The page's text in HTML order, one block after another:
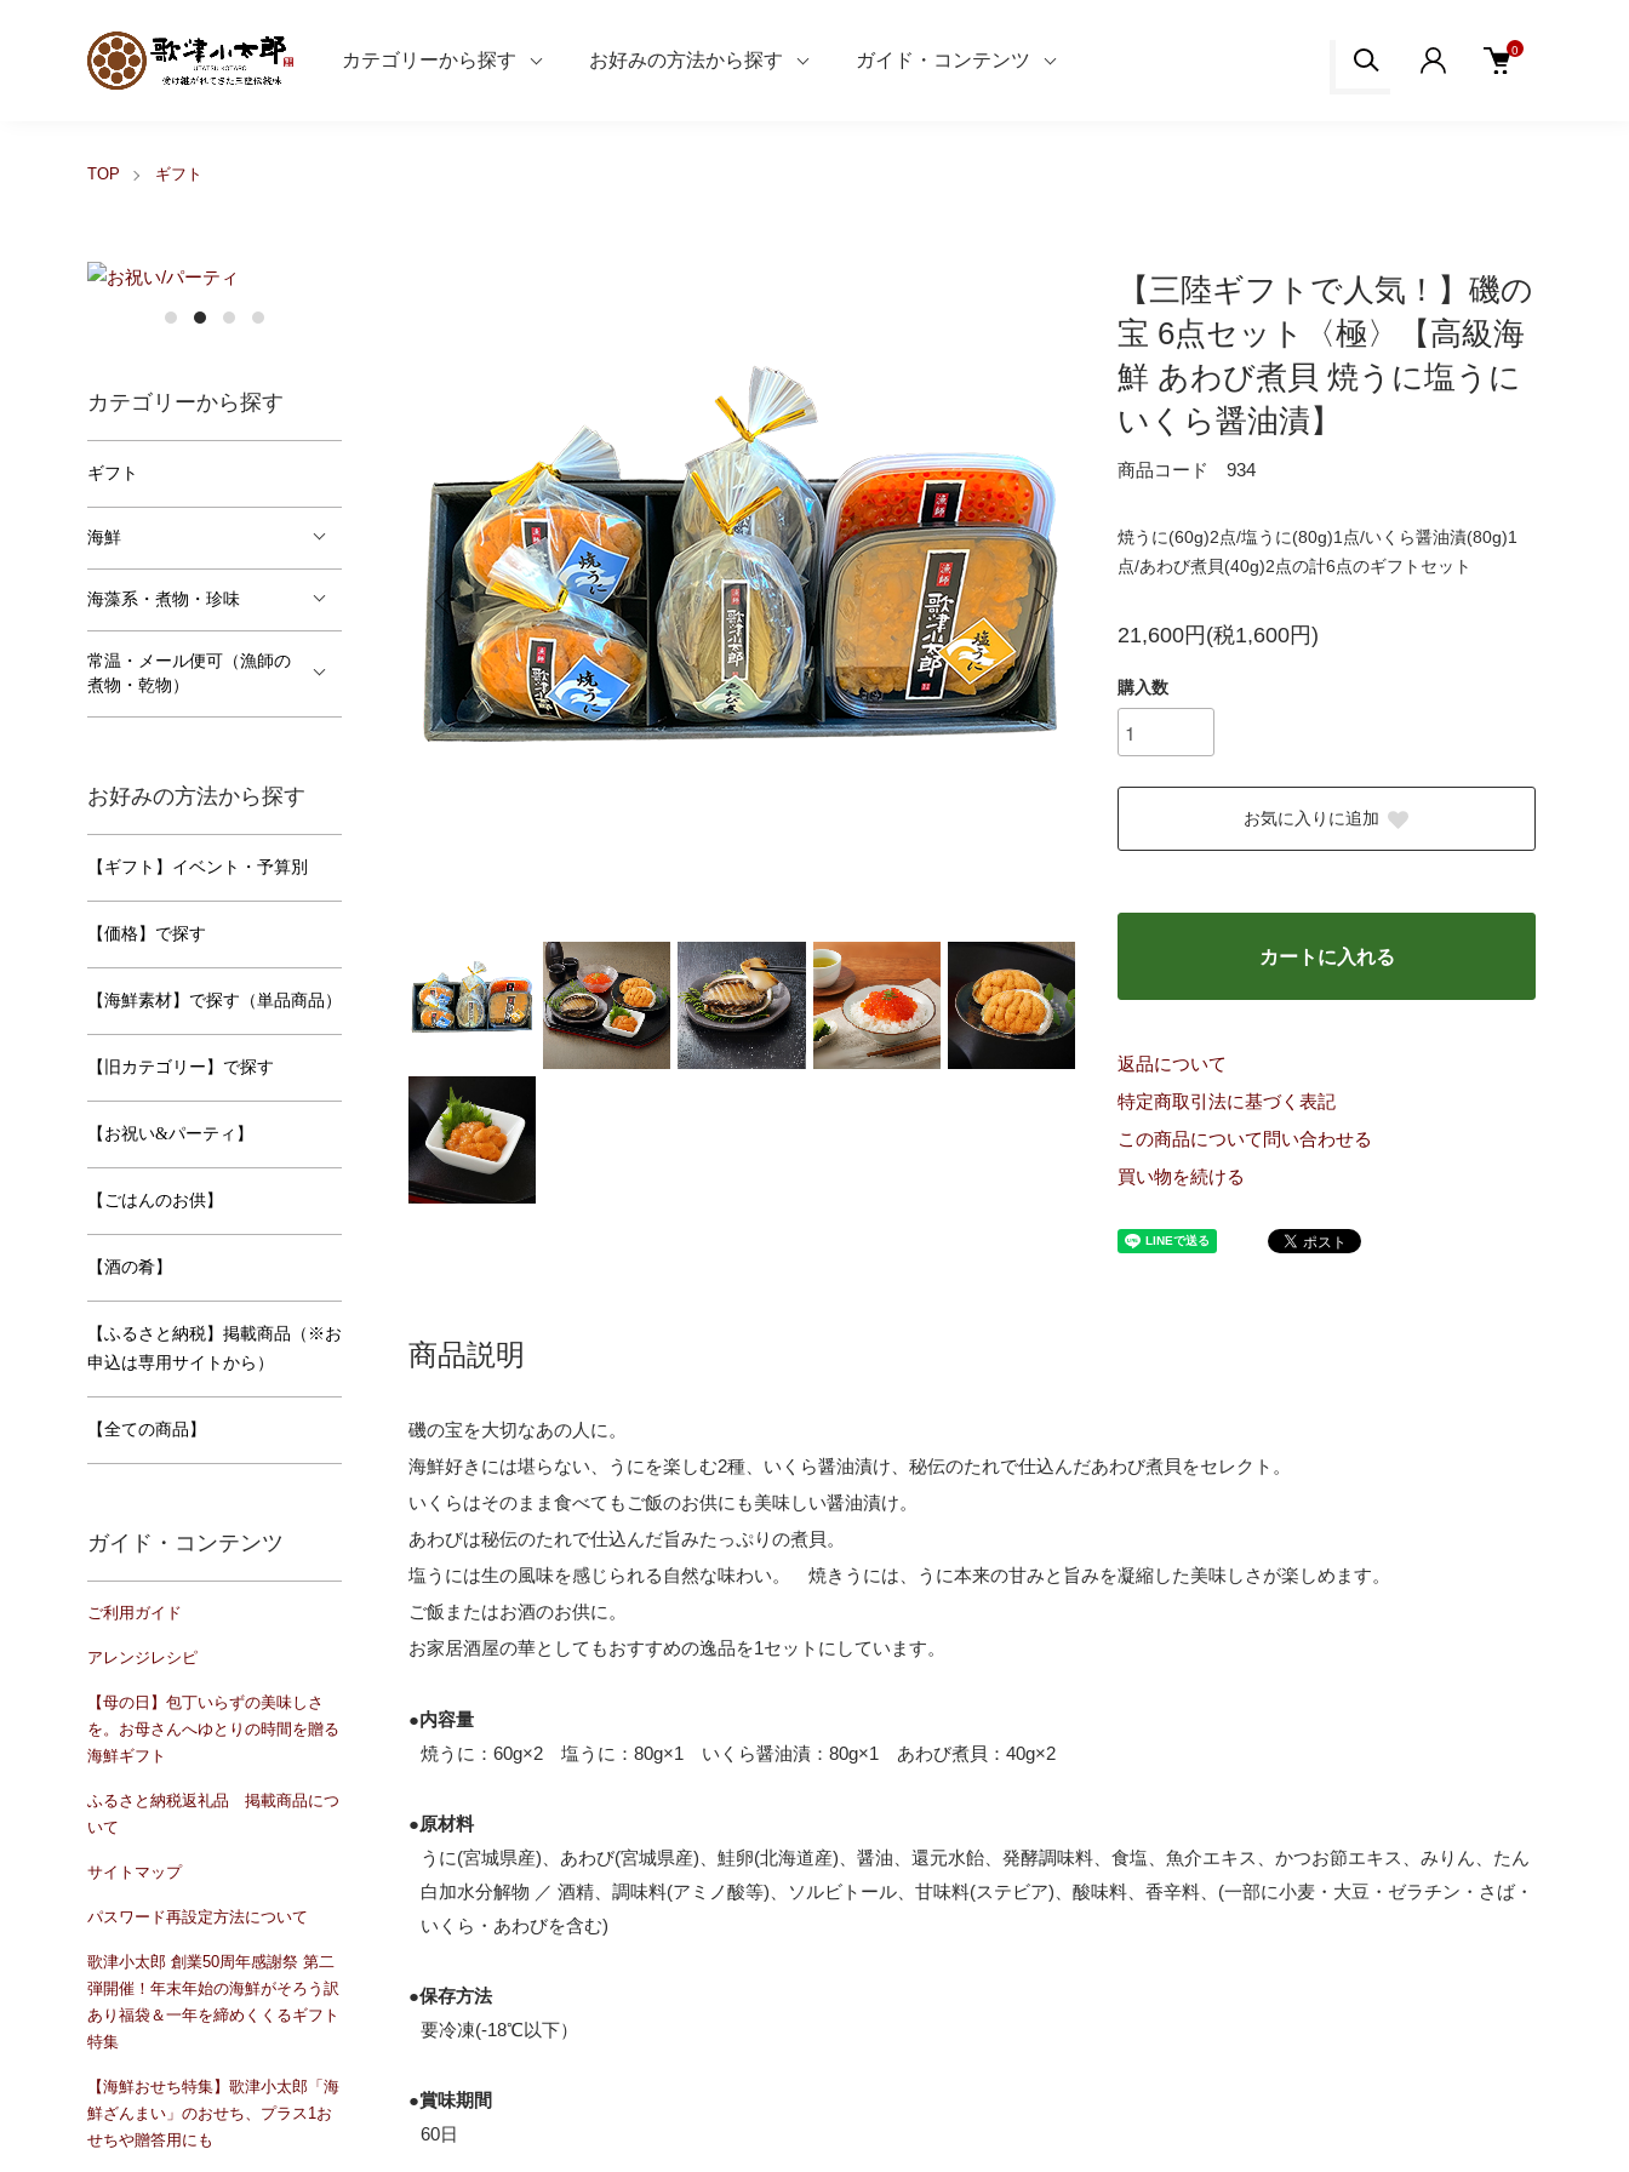
カテゴリーから探す お好みの方法から探す ガイド・コンテンツ
0
TOP ギフト
【三陸ギフトで人気！】磯の
宝 6点セット〈極〉【高級海
鮮 あわび煮貝 焼うに塩うに
いくら醤油漬】
商品コード 934
焼うに(60g)2点/塩うに(80g)1点/いくら醤油漬(80g)1
点/あわび煮貝(40g)2点の計6点のギフトセット
21,600円(税1,600円)
購入数
お気に入りに追加
カートに入れる
返品について
特定商取引法に基づく表記
この商品について問い合わせる
買い物を続ける
商品説明
磯の宝を大切なあの人に。
海鮮好きには堪らない、うにを楽しむ2種、いくら醤油漬け、秘伝のたれで仕込んだあわび煮貝をセレクト。
いくらはそのまま食べてもご飯のお供にも美味しい醤油漬け。
あわびは秘伝のたれで仕込んだ旨みたっぷりの煮貝。
塩うには生の風味を感じられる自然な味わい。 焼きうには、うに本来の甘みと旨みを凝縮した美味しさが楽しめます。
ご飯またはお酒のお供に。
お家居酒屋の華としてもおすすめの逸品を1セットにしています。
●内容量
焼うに：60g×2 塩うに：80g×1 いくら醤油漬：80g×1 あわび煮貝：40g×2
●原材料
うに(宮城県産)、あわび(宮城県産)、鮭卵(北海道産)、醤油、還元水飴、発酵調味料、食塩、魚介エキス、かつお節エキス、みりん、たん
白加水分解物 ／ 酒精、調味料(アミノ酸等)、ソルビトール、甘味料(ステビア)、酸味料、香辛料、(一部に小麦・大豆・ゼラチン・さば・
いくら・あわびを含む)
●保存方法
要冷凍(-18℃以下）
●賞味期間
60日
カテゴリーから探す
ギフト
海鮮
海藻系・煮物・珍味
常温・メール便可（漁師の
煮物・乾物）
お好みの方法から探す
【ギフト】イベント・予算別
【価格】で探す
【海鮮素材】で探す（単品商品）
【旧カテゴリー】で探す
【お祝い&パーティ】
【ごはんのお供】
【酒の肴】
【ふるさと納税】掲載商品（※お
申込は専用サイトから）
【全ての商品】
ガイド・コンテンツ
ご利用ガイド
アレンジレシピ
【母の日】包丁いらずの美味しさ
を。お母さんへゆとりの時間を贈る
海鮮ギフト
ふるさと納税返礼品 掲載商品につ
いて
サイトマップ
パスワード再設定方法について
歌津小太郎 創業50周年感謝祭 第二
弾開催！年末年始の海鮮がそろう訳
あり福袋＆一年を締めくくるギフト
特集
【海鮮おせち特集】歌津小太郎「海
鮮ざんまい」のおせち、プラス1お
せちや贈答用にも